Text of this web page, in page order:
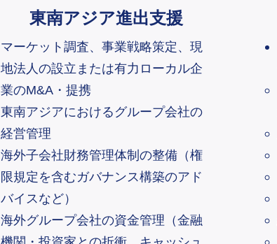
東南アジア進出支援
マーケット調査、事業戦略策定、現
地法人の設立または有力ローカル企
業のM&A・提携
東南アジアにおけるグループ会社の
経営管理
海外子会社財務管理体制の整備（権
限規定を含むガバナンス構築のアド
バイスなど）
海外グループ会社の資金管理（金融